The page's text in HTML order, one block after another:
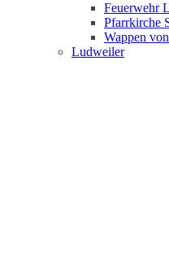
Feuerwehr
Pfarrkirche
Wappen
Ludweiler